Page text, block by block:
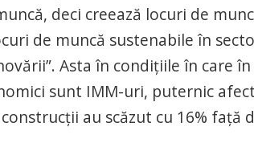
deci creează locuri de
de muncă sustenabile în
Asta în condițiile în care în
sunt IMM-uri, puternic
au scăzut cu 16% față